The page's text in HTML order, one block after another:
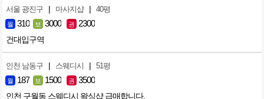
서울 광진구 | 마사지샵 | 40평
월 310 보 3000 권 2300
건대입구역
인천 남동구 | 스웨디시 | 51평
월 187 보 1500 권 3500
인천 구월동 스웨디시 왁싱샵 급매합니다.